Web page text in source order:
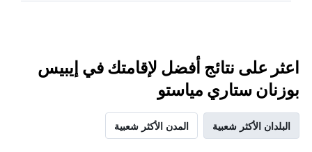
اعثر على نتائج أفضل لإقامتك في إيبيس
بوزنان ستاري مياستو
البلدان الأكثر شعبية المدن الأكثر شعبية